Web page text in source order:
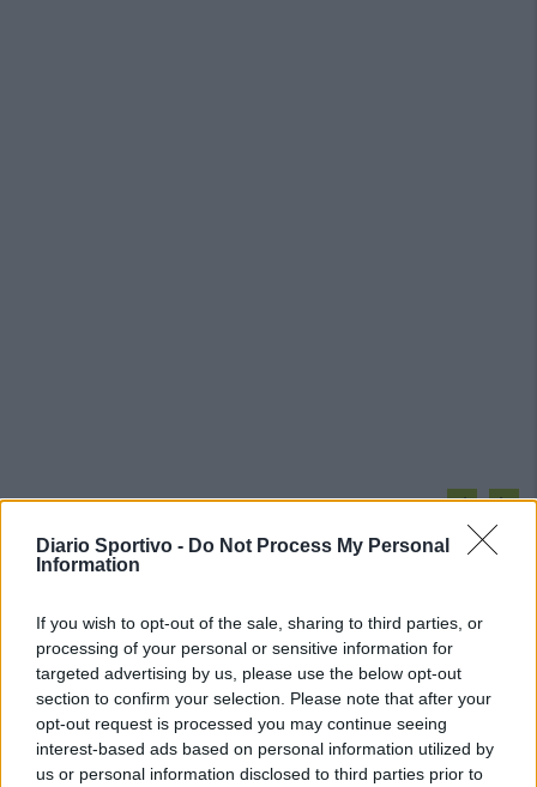
Diario Sportivo - Do Not Process My Personal
Information
If you wish to opt-out of the sale, sharing to third parties, or
processing of your personal or sensitive information for
targeted advertising by us, please use the below opt-out
section to confirm your selection. Please note that after your
opt-out request is processed you may continue seeing
interest-based ads based on personal information utilized by
us or personal information disclosed to third parties prior to
PIÙ LETTI OGGI
giovani tra i…
7 Ago 2026
Per Carbonia e Olbia si apre lo spiraglio di
ripartire dalla Seconda
7 Ago 2026